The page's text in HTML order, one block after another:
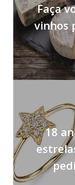
Faça
vinhos
18